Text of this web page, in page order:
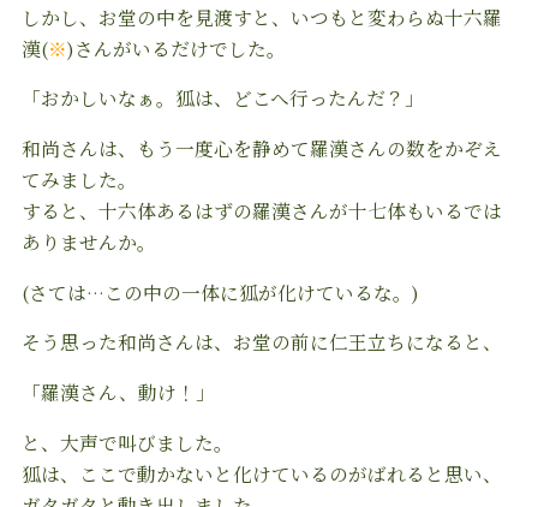
しかし、お堂の中を見渡すと、いつもと変わらぬ十六羅
漢(※)さんがいるだけでした。
「おかしいなぁ。狐は、どこへ行ったんだ？」
和尚さんは、もう一度心を静めて羅漢さんの数をかぞえ
てみました。
すると、十六体あるはずの羅漢さんが十七体もいるでは
ありませんか。
(さては…この中の一体に狐が化けているな。)
そう思った和尚さんは、お堂の前に仁王立ちになると、
「羅漢さん、動け！」
と、大声で叫びました。
狐は、ここで動かないと化けているのがばれると思い、